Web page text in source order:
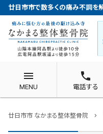
menu
MENU
phone
電話する
廿日市市 なかまる整体整骨院 chevron_right